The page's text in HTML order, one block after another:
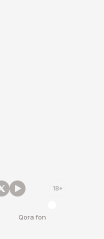
18+
Qora fon